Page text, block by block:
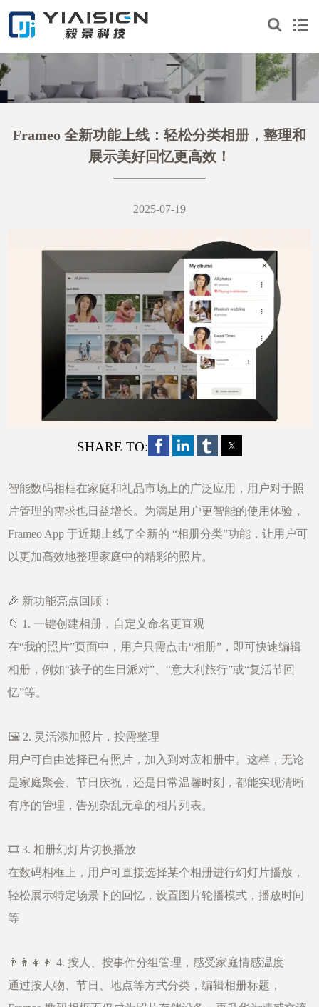
Frameo 全新功能上线：轻松分类相册，整理和
展示美好回忆更高效！
2025-07-19
SHARE TO:
智能数码相框在家庭和礼品市场上的广泛应用，用户对于照
片管理的需求也日益增长。为满足用户更智能的使用体验，
Frameo App 于近期上线了全新的 “相册分类”功能，让用户可
以更加高效地整理家庭中的精彩的照片。
🎉 新功能亮点回顾：
📁 1. 一键创建相册，自定义命名更直观
在“我的照片”页面中，用户只需点击“相册”，即可快速编辑
相册，例如“孩子的生日派对”、“意大利旅行”或“复活节回
忆”等。
🖼️ 2. 灵活添加照片，按需整理
用户可自由选择已有照片，加入到对应相册中。这样，无论
是家庭聚会、节日庆祝，还是日常温馨时刻，都能实现清晰
有序的管理，告别杂乱无章的相片列表。
🎞️ 3. 相册幻灯片切换播放
在数码相框上，用户可直接选择某个相册进行幻灯片播放，
轻松展示特定场景下的回忆，设置图片轮播模式，播放时间
等
👨‍👩‍👧‍👦 4. 按人、按事件分组管理，感受家庭情感温度
通过按人物、节日、地点等方式分类，编辑相册标题，